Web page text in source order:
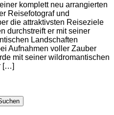
komplett neu arrangierten
Reisefotograf und
die attraktivsten Reiseziele
durchstreift er mit seiner
Landschaften
Aufnahmen voller Zauber
mit seiner wildromantischen
[…]